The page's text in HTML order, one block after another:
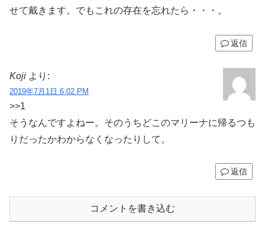
せて戴きます。でもこれの存在を忘れたら・・・。
返信
Koji より:
2019年7月1日 6:02 PM
>>1
そうなんですよねー。そのうちどこのマリーナに帰るつも
りだったかわからなくなったりして。
返信
コメントを書き込む